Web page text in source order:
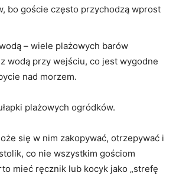
bo goście często przychodzą wprost
– wiele plażowych barów
wodą przy wejściu, co jest wygodne
nad morzem.
plażowych ogródków.
się w nim zakopywać, otrzepywać i
co nie wszystkim gościom
mieć ręcznik lub kocyk jako „strefę